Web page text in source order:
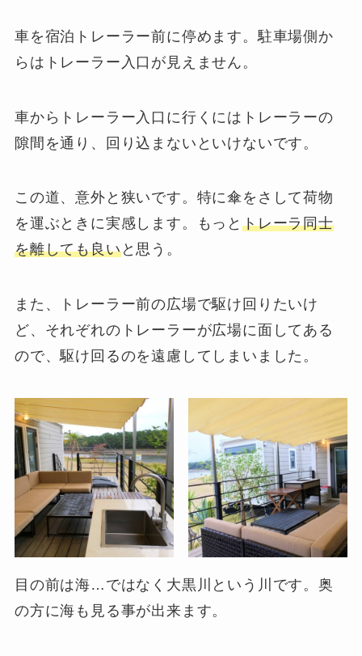
車を宿泊トレーラー前に停めます。駐車場側か
らはトレーラー入口が見えません。
車からトレーラー入口に行くにはトレーラーの
隙間を通り、回り込まないといけないです。
この道、意外と狭いです。特に傘をさして荷物
を運ぶときに実感します。もっとトレーラ同士
を離しても良いと思う。
また、トレーラー前の広場で駆け回りたいけ
ど、それぞれのトレーラーが広場に面してある
ので、駆け回るのを遠慮してしまいました。
目の前は海…ではなく大黒川という川です。奥
の方に海も見る事が出来ます。